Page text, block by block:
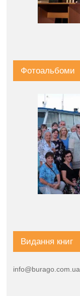
Фотоальбоми
Видання книг
info@burago.com.ua